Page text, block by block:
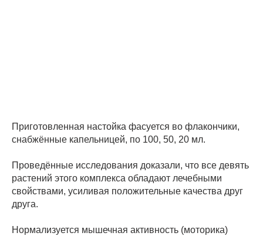
Приготовленная настойка фасуется во флакончики,
снабжённые капельницей, по 100, 50, 20 мл.
Проведённые исследования доказали, что все девять
растений этого комплекса обладают лечебными
свойствами, усиливая положительные качества друг
друга.
Нормализуется мышечная активность (моторика)